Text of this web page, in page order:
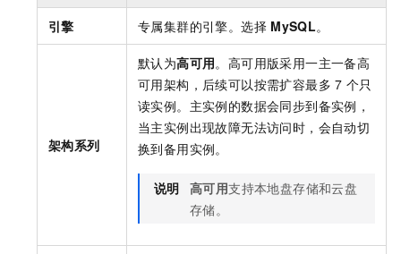
引擎 专属集群的引擎。选择 MySQL。
架构系列
默认为高可用。高可用版采用一主一备高
可用架构，后续可以按需扩容最多 7 个只
读实例。主实例的数据会同步到备实例，
当主实例出现故障无法访问时，会自动切
换到备用实例。
说明 高可用支持本地盘存储和云盘
存储。